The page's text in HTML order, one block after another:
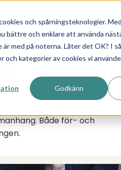
och spårningsteknologier.
bättre och enklare att använda
med på noterna. Låter det OK? I
och kategorier av cookies vi
Godkänn
Kunskapsbankexpand_more Om Tholin
och tips
råd och tips inför årsskiftet.
Både för- och